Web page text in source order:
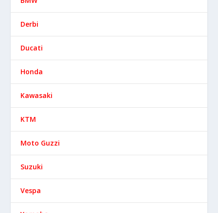
Derbi
Ducati
Honda
Kawasaki
KTM
Moto Guzzi
Suzuki
Vespa